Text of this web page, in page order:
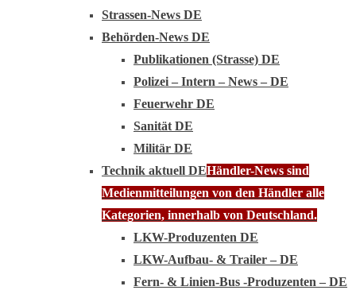
Strassen-News DE
Behörden-News DE
Publikationen (Strasse) DE
Polizei – Intern – News – DE
Feuerwehr DE
Sanität DE
Militär DE
Technik aktuell DEHändler-News sind
Medienmitteilungen von den Händler alle
Kategorien, innerhalb von Deutschland.
LKW-Produzenten DE
LKW-Aufbau- & Trailer – DE
Fern- & Linien-Bus -Produzenten – DE